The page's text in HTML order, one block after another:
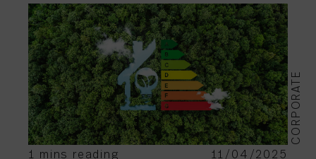
CORPORATE
1 mins reading 11/04/2025